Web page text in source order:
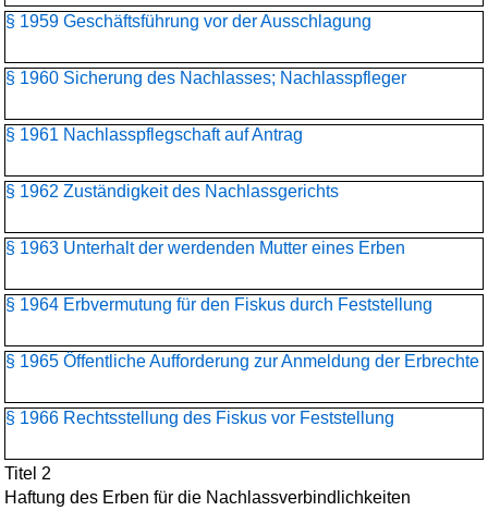
§ 1959 Geschäftsführung vor der Ausschlagung
§ 1960 Sicherung des Nachlasses; Nachlasspfleger
§ 1961 Nachlasspflegschaft auf Antrag
§ 1962 Zuständigkeit des Nachlassgerichts
§ 1963 Unterhalt der werdenden Mutter eines Erben
§ 1964 Erbvermutung für den Fiskus durch Feststellung
§ 1965 Öffentliche Aufforderung zur Anmeldung der Erbrechte
§ 1966 Rechtsstellung des Fiskus vor Feststellung
Titel 2
Haftung des Erben für die Nachlassverbindlichkeiten